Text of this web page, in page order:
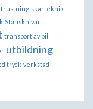
skärteknik
Stansknivar
transport av bil
utbildning
tryck verkstad